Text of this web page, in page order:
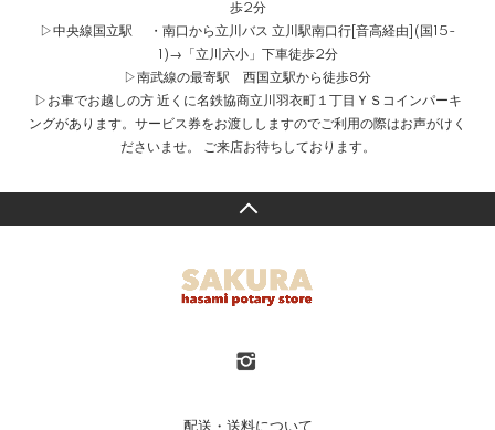
歩2分
▷中央線国立駅 ・南口から立川バス 立川駅南口行[音高経由](国15-
1)→「立川六小」下車徒歩2分
▷南武線の最寄駅 西国立駅から徒歩8分
▷お車でお越しの方 近くに名鉄協商立川羽衣町１丁目ＹＳコインパーキ
ングがあります。サービス券をお渡ししますのでご利用の際はお声がけく
ださいませ。 ご来店お待ちしております。
配送・送料について